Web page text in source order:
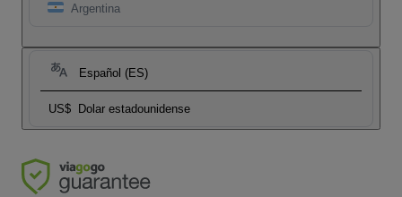
Argentina
Español (ES)
US$ Dolar estadounidense